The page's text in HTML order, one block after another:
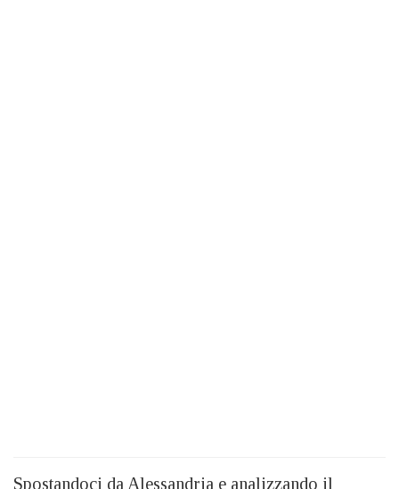
Spostandoci da Alessandria e analizzando il